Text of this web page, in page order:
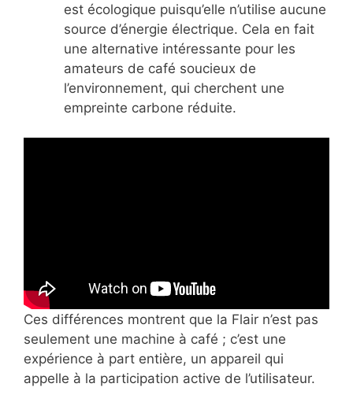
est écologique puisqu’elle n’utilise aucune
source d’énergie électrique. Cela en fait
une alternative intéressante pour les
amateurs de café soucieux de
l’environnement, qui cherchent une
empreinte carbone réduite.
Ces différences montrent que la Flair n’est pas
seulement une machine à café ; c’est une
expérience à part entière, un appareil qui
appelle à la participation active de l’utilisateur.